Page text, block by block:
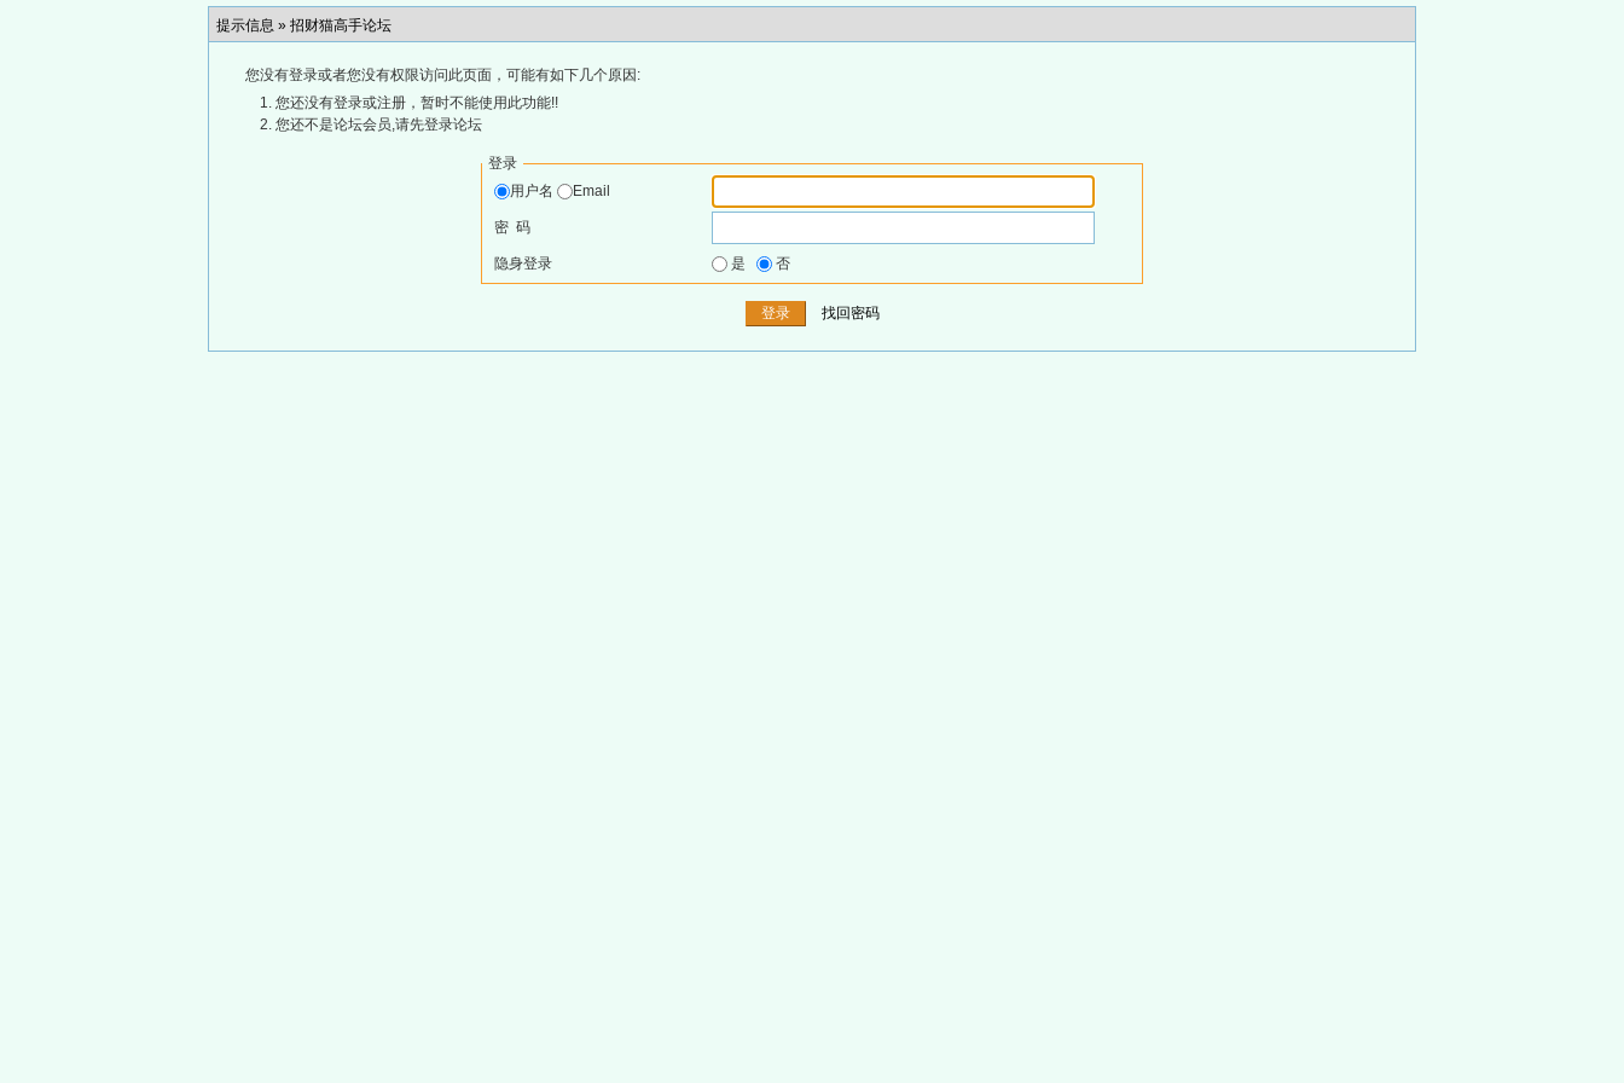
提示信息 » 招财猫高手论坛
您没有登录或者您没有权限访问此页面，可能有如下几个原因:
您还没有登录或注册，暂时不能使用此功能!!
您还不是论坛会员,请先登录论坛
登录
用户名
Email
密 码
隐身登录 是 否
找回密码